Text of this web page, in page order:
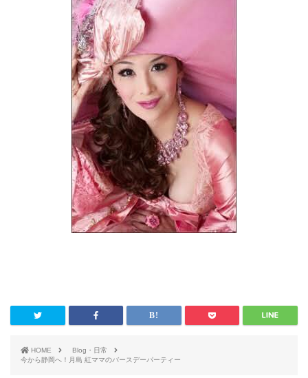
HOME
Blog・日常
今から静岡へ！月島 紅ママのバースデーパーティー